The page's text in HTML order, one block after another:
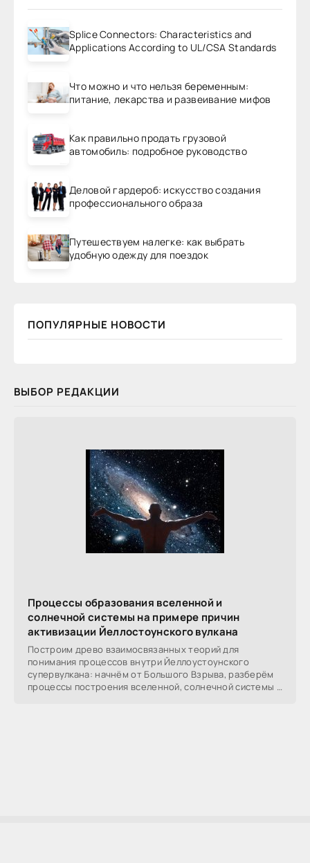
Splice Connectors: Characteristics and
Applications According to UL/CSA Standards
Что можно и что нельзя беременным:
питание, лекарства и развеивание мифов
Как правильно продать грузовой
автомобиль: подробное руководство
Деловой гардероб: искусство создания
профессионального образа
Путешествуем налегке: как выбрать
удобную одежду для поездок
ПОПУЛЯРНЫЕ НОВОСТИ
ВЫБОР РЕДАКЦИИ
Процессы образования вселенной и
солнечной системы на примере причин
активизации Йеллостоунского вулкана
Построим древо взаимосвязанных теорий для
понимания процессов внутри Йеллоустоунского
супервулкана: начнём от Большого Взрыва, разберём
процессы построения вселенной, солнечной системы в